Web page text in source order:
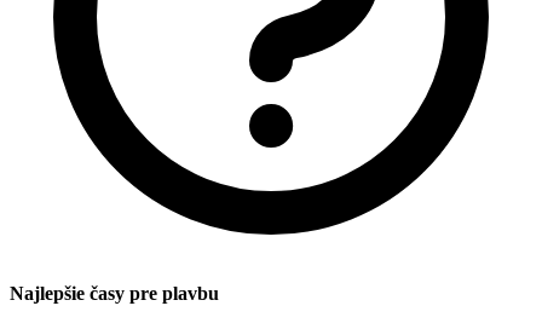
Najlepšie časy pre plavbu